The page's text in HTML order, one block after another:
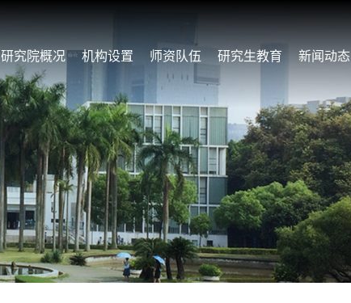
研究院概况 机构设置 师资队伍 研究生教育 新闻动态